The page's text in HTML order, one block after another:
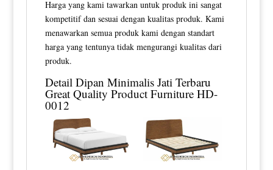
Harga yang kami tawarkan untuk produk ini sangat
kompetitif dan sesuai dengan kualitas produk. Kami
menawarkan semua produk kami dengan standart
harga yang tentunya tidak mengurangi kualitas dari
produk.
Detail Dipan Minimalis Jati Terbaru
Great Quality Product Furniture HD-
0012